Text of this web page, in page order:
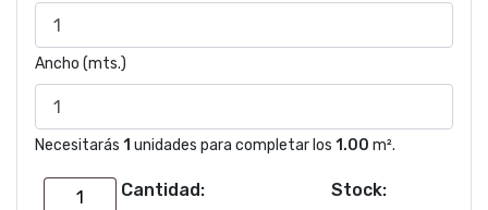
Ancho (mts.)
Necesitarás 1 unidades para completar los 1.00 m².
Cantidad:
Papel
Stock: